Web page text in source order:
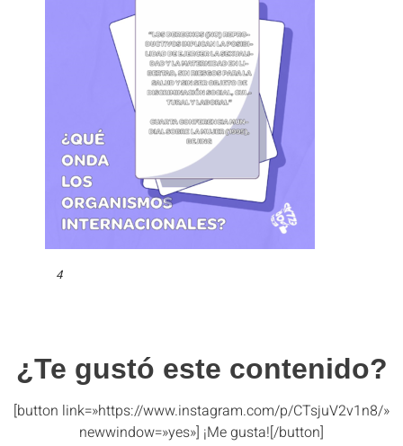
4
¿Te gustó este contenido?
[button link=»https://www.instagram.com/p/CTsjuV2v1n8/»
newwindow=»yes»] ¡Me gusta![/button]